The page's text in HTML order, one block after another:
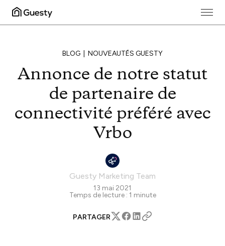
BLOG NOUVEAUTÉS GUESTY
Annonce de notre statut
de partenaire de
connectivité préféré avec
Vrbo
Guesty Marketing Team
13 mai 2021
Temps de lecture : 1 minute
PARTAGER